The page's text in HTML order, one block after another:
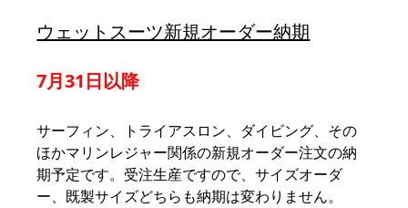
ウェットスーツ新規オーダー納期
7月31日以降
サーフィン、トライアスロン、ダイビング、その
ほかマリンレジャー関係の新規オーダー注文の納
期予定です。受注生産ですので、サイズオーダ
ー、既製サイズどちらも納期は変わりません。